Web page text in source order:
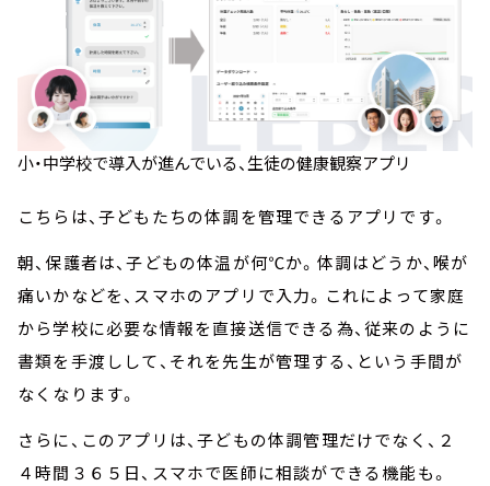
小・中学校で導入が進んでいる、生徒の健康観察アプリ
こちらは、子どもたちの体調を管理できるアプリです。
朝、保護者は、子どもの体温が何℃か。体調はどうか、喉が
痛いかなどを、スマホのアプリで入力。これによって家庭
から学校に必要な情報を直接送信できる為、従来のように
書類を手渡しして、それを先生が管理する、という手間が
なくなります。
さらに、このアプリは、子どもの体調管理だけでなく、２
４時間３６５日、スマホで医師に相談ができる機能も。